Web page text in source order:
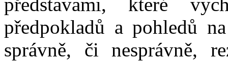
předpokladů a pohledů
správně, či nesprávně,